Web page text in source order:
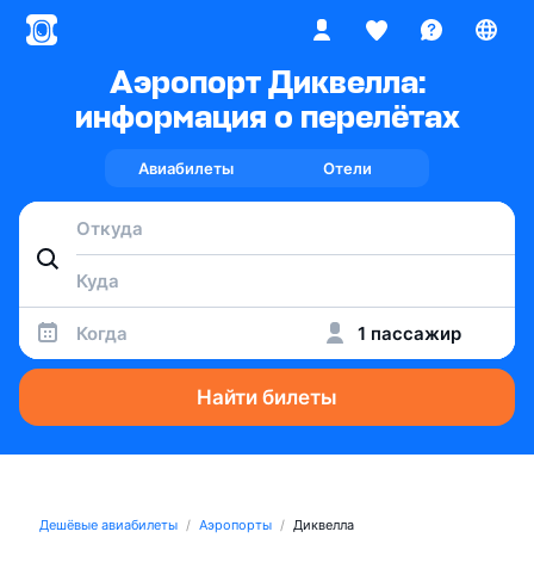
Аэропорт Диквелла:
информация о перелётах
Авиабилеты Отели
Когда 1 пассажир
Найти билеты
Дешёвые авиабилеты Аэропорты Диквелла